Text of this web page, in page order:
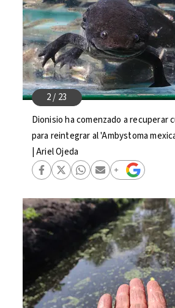
Dionisio ha comenzado a recuperar
para reintegrar al 'Ambystoma
| Ariel Ojeda